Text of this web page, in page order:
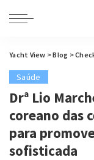
Yacht View >Blog >
Saúde
Drª Lio
coreano das
para
sofisticada